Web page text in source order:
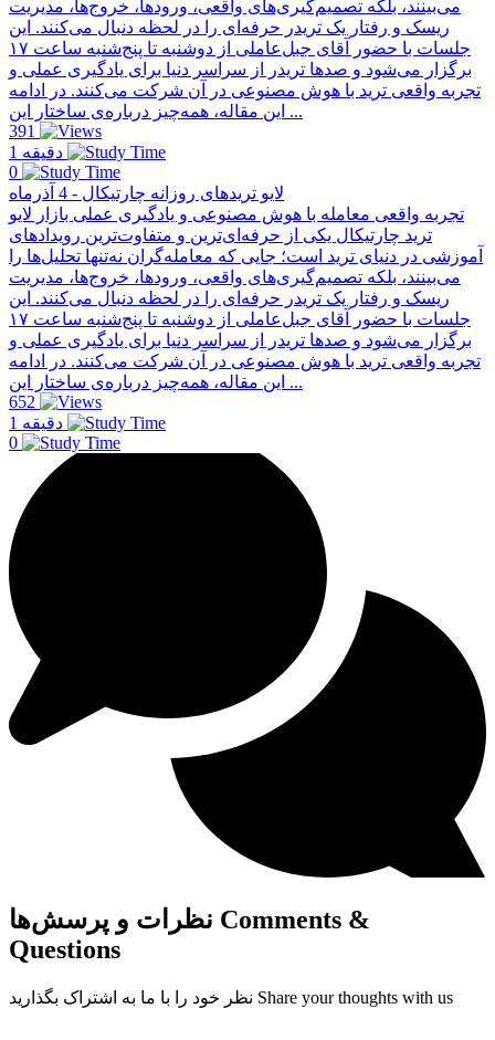
می‌بینند، بلکه تصمیم‌گیری‌های واقعی، ورودها، خروج‌ها، مدیریت
ریسک و رفتار یک تریدر حرفه‌ای را در لحظه دنبال می‌کنند. این
جلسات با حضور آقای جبل‌عاملی از دو‌شنبه تا پنج‌شنبه ساعت ۱۷
برگزار می‌شود و صدها تریدر از سراسر دنیا برای یادگیری عملی و
تجربه واقعی ترید با هوش مصنوعی در آن شرکت می‌کنند. در ادامه
این مقاله، همه‌چیز درباره‌ی ساختار این ...
391
1 دقیقه
0
لایو تریدهای روزانه چارتیکال - 4 آذرماه
تجربه واقعی معامله با هوش مصنوعی و یادگیری عملی بازار لایو
ترید چارتیکال یکی از حرفه‌ای‌ترین و متفاوت‌ترین رویدادهای
آموزشی در دنیای ترید است؛ جایی که معامله‌گران نه‌تنها تحلیل‌ها را
می‌بینند، بلکه تصمیم‌گیری‌های واقعی، ورودها، خروج‌ها، مدیریت
ریسک و رفتار یک تریدر حرفه‌ای را در لحظه دنبال می‌کنند. این
جلسات با حضور آقای جبل‌عاملی از دو‌شنبه تا پنج‌شنبه ساعت ۱۷
برگزار می‌شود و صدها تریدر از سراسر دنیا برای یادگیری عملی و
تجربه واقعی ترید با هوش مصنوعی در آن شرکت می‌کنند. در ادامه
این مقاله، همه‌چیز درباره‌ی ساختار این ...
652
1 دقیقه
0
نظرات و پرسش‌ها Comments &
Questions
نظر خود را با ما به اشتراک بگذارید Share your thoughts with us